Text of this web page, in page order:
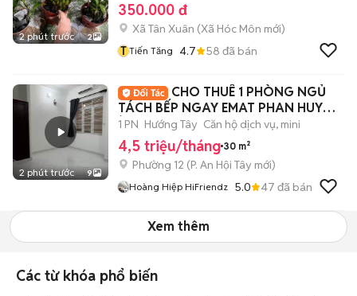
2 phút trước 2
350.000 đ
Xã Tân Xuân (Xã Hóc Môn mới)
T Tiến Tăng 4.7 58 đã bán
2 phút trước 9
CHO THUÊ 1 PHÒNG NGỦ
TÁCH BẾP NGAY EMAT PHAN HUY
ÍCH CHO ANH CHỊ EM
1 PN Hướng Tây Căn hộ dịch vụ, mini
4,5 triệu/tháng 30 m²
Phường 12 (P. An Hội Tây mới)
Hoàng Hiệp HiFriendz 5.0 47 đã bán
Xem thêm
Các từ khóa phổ biến